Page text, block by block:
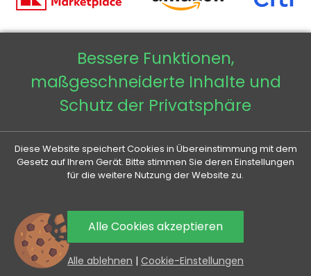
Copyright © 2026 - Veneti™
Veneti DE
Veneti SK
0
Bessere Funktionen,
maßgeschneiderte Inhalte und
Schutz der Privatsphäre
Diese Website speichert Cookies in Übereinstimmung mit dem
Gesetz auf Ihrem Gerät. Bitte stimmen Sie deren Einstellungen
für die weitere Nutzung der Website zu.
Alle Cookies akzeptieren
Alle ablehnen | Cookie-Einstellungen